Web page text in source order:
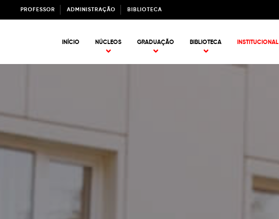
PROFESSOR ADMINISTRAÇÃO BIBLIOTECA
INÍCIO NÚCLEOS GRADUAÇÃO BIBLIOTECA INSTITUCIONAL